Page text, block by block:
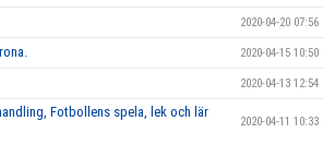
2020-04-20 07:56
2020-04-15 10:50
2020-04-13 12:54
Fotbollens spela, lek och lär
2020-04-11 10:33